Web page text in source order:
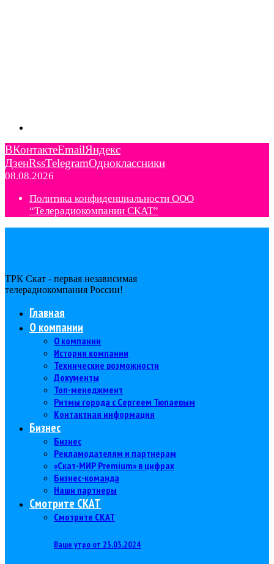
ВКонтактеEmailЯндекс
ДзенRssTelegramОдноклассники
08.08.2026
Политика конфиденциальности ООО
“Телерадиокомпании СКАТ”
ТРК Скат - первая независимая
телерадиокомпания Роcсии!
Главная
О компании
О компании
История компании
Технические возможности
Документы
Топ-менеджмент
Ритмы города с Сергеем Тюпаевым
Контактная информация
Бизнес
Бизнес
Рекламодателям и партнерам
«Скат-МИР Premium» в цифрах
Бизнес-команда
Наши партнеры
Смотрите СКАТ
Смотрите СКАТ
Ваше утро от 23.03.2024